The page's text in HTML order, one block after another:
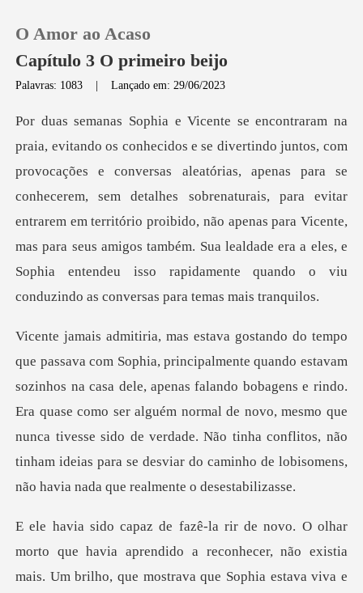
0
Loja
O Amor ao Acaso
Capítulo 3 O primeiro beijo
Palavras: 1083 |Lançado em: 29/06/2023
ias, apenas para se
conhecerem, sem detalhes sobrenaturais, para evitar
entrarem em território proibido, não apenas para Vicente,
mas para se
dele, apenas falando bobagens e rindo.
Era quase como ser alguém normal de novo, mesmo que
nunca tivesse sido de verdade. Nã
m brilho, que mostrava que Sophia estava viva e